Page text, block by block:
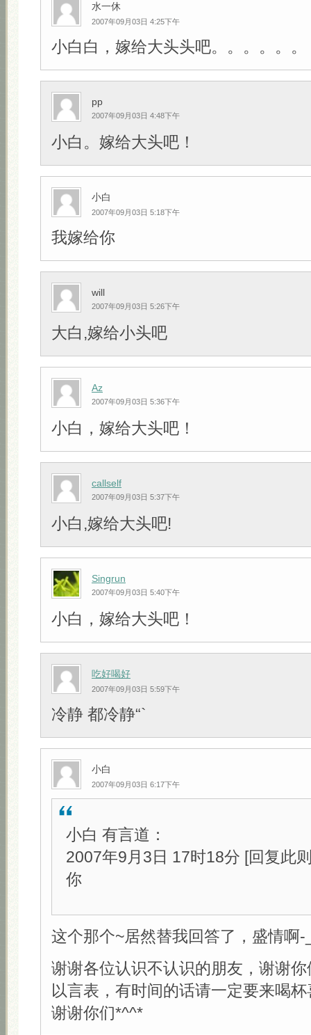
水一休
2007年09月03日 4:25下午
小白白，嫁给大头头吧。。。。。。
pp
2007年09月03日 4:48下午
小白。嫁给大头吧！
小白
2007年09月03日 5:18下午
我嫁给你
will
2007年09月03日 5:26下午
大白,嫁给小头吧
Az
2007年09月03日 5:36下午
小白，嫁给大头吧！
callself
2007年09月03日 5:37下午
小白,嫁给大头吧!
Singrun
2007年09月03日 5:40下午
小白，嫁给大头吧！
吃好喝好
2007年09月03日 5:59下午
冷静 都冷静“`
小白
2007年09月03日 6:17下午
小白 有言道：
2007年9月3日 17时18分 [回复此
你
这个那个~居然替我回答了，盛情啊-
谢谢各位认识不认识的朋友，谢谢
以言表，有时间的话请一定要来喝
谢谢你们*^^*